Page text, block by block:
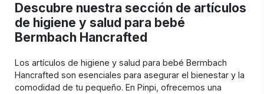
Descubre nuestra sección de artículos
de higiene y salud para bebé
Bermbach Hancrafted
Los artículos de higiene y salud para bebé Bermbach
Hancrafted son esenciales para asegurar el bienestar y la
comodidad de tu pequeño. En Pinpi, ofrecemos una